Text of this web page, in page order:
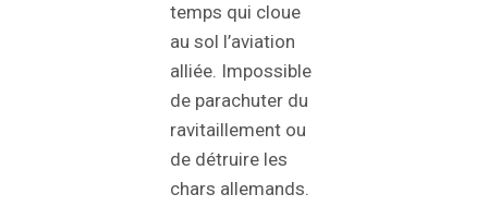
temps qui cloue
au sol l’aviation
alliée. Impossible
de parachuter du
ravitaillement ou
de détruire les
chars allemands.